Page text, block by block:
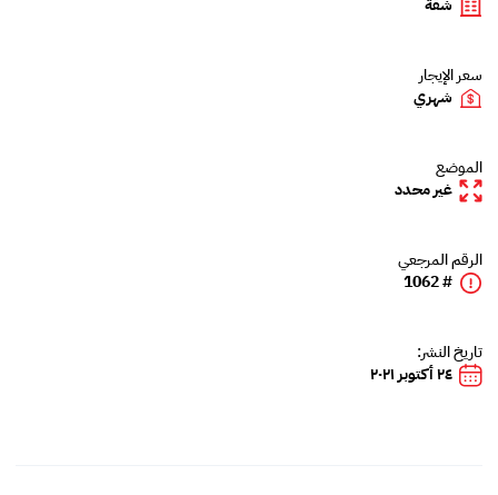
شقة
سعر الإيجار
شهري
الموضع
غير محدد
الرقم المرجعي
# 1062
تاريخ النشر:
٢٤ أكتوبر ٢٠٢١